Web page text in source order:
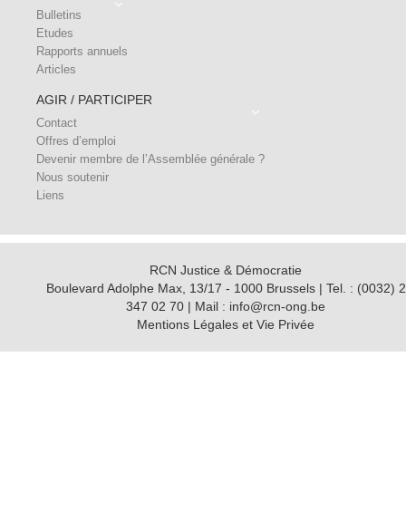
Bulletins
Etudes
Rapports annuels
Articles
AGIR / PARTICIPER
Contact
Offres d’emploi
Devenir membre de l’Assemblée générale ?
Nous soutenir
Liens
RCN Justice & Démocratie
Boulevard Adolphe Max, 13/17 - 1000 Brussels | Tel. : (0032) 2
347 02 70 | Mail : info@rcn-ong.be
Mentions Légales et Vie Privée